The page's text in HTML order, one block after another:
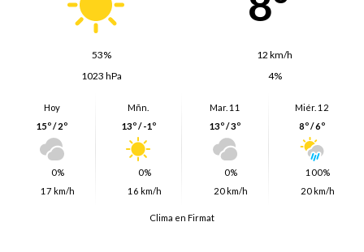
53%
12 km/h
1023 hPa
4%
Hoy
15º / 2º
0%
17 km/h
Mñn.
13º / -1º
0%
16 km/h
Mar. 11
13º / 3º
0%
20 km/h
Miér. 12
8º / 6º
100%
20 km/h
Clima en Firmat